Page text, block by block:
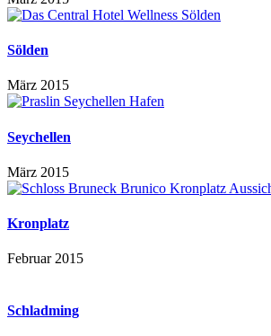
Sölden
März 2015
Seychellen
März 2015
Kronplatz
Februar 2015
Schladming